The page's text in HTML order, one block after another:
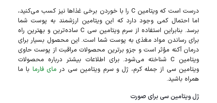
درست است که ویتامین C را با خوردن برخی غذاها نیز کسب می‌کنید،
اما احتمال کمی وجود دارد که این ویتامین ارزشمند به پوست شما
برسد. بنابراین استفاده از سرم ویتامین سی C ساده‌ترین و بهترین راه
برای رساندن مواد مغذی به پوست شما است. این محصول بسیار برای
درمان آکنه مؤثر است و جزو برترین محصولات مراقبت از پوست حاوی
ویتامین C شناخته می‌شود. برای اطلاعات بیشتر درباره محصولات
ویتامین سی از جمله کرم، ژل و سرم ویتامین سی در مای فارما با ما
همراه باشید.
ژل ویتامین سی برای صورت